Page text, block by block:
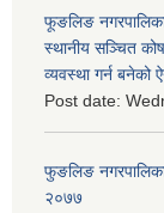
फूङलिङ
स्थानीय सञ्चित
व्यवस्था गर्न बनेको
Post date:
फुङलिङ
२०७७